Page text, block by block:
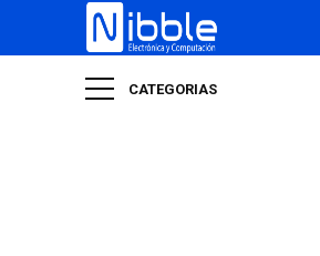
CATEGORIAS